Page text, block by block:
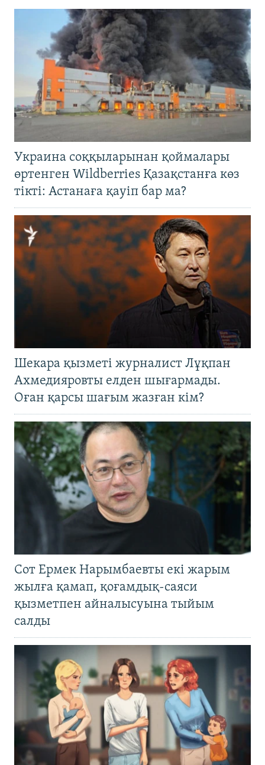
Украина соққыларынан қоймалары
өртенген Wildberries Қазақстанға көз
тікті: Астанаға қауіп бар ма?
Шекара қызметі журналист Лұқпан
Ахмедияровты елден шығармады.
Оған қарсы шағым жазған кім?
Сот Ермек Нарымбаевты екі жарым
жылға қамап, қоғамдық-саяси
қызметпен айналысуына тыйым
салды